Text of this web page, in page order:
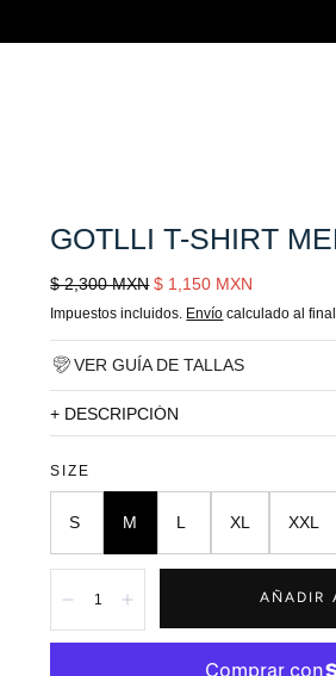
GOTLLI T-SHIRT
Precio
regular
$ 2,300 MXN Sale
price
$ 1,150 MXN
Impuestos incluidos. Envío calculado al
VER GUÍA DE TALLAS
+ DESCRIPCIÓN
SIZE
S M L XL XXL
DisminuirAumentar AÑADIR